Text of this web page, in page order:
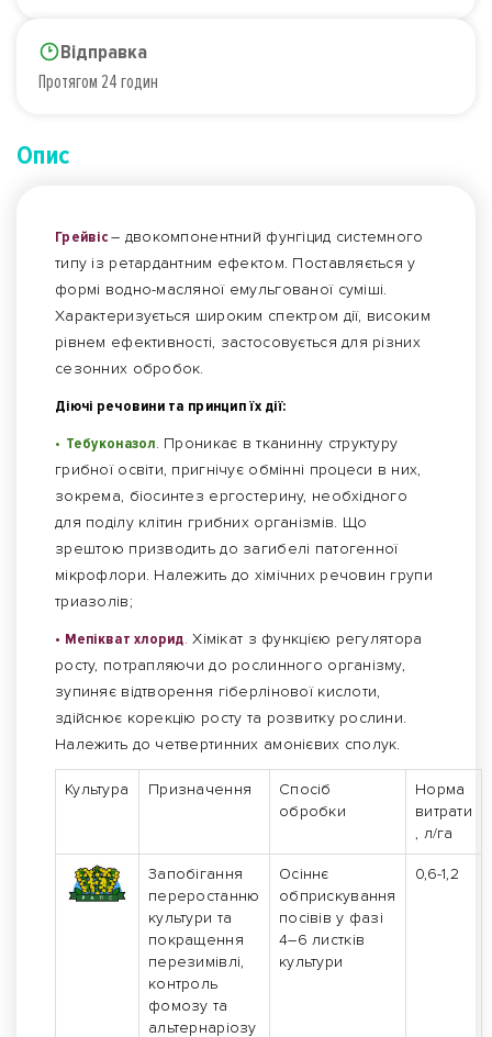
Відправка
Протягом 24 годин
Опис
Грейвіс– двокомпонентний фунгіцид системного
типу із ретардантним ефектом. Поставляється у
формі водно-масляної емульгованої суміші.
Характеризується широким спектром дії, високим
рівнем ефективності, застосовується для різних
сезонних обробок.
Діючі речовини та принцип їх дії:
• Тебуконазол. Проникає в тканинну структуру
грибної освіти, пригнічує обмінні процеси в них,
зокрема, біосинтез ергостерину, необхідного
для поділу клітин грибних організмів. Що
зрештою призводить до загибелі патогенної
мікрофлори. Належить до хімічних речовин групи
триазолів;
• Мепікват хлорид. Хімікат з функцією регулятора
росту, потрапляючи до рослинного організму,
зупиняє відтворення гіберлінової кислоти,
здійснює корекцію росту та розвитку рослини.
Належить до четвертинних амонієвих сполук.
Культура Призначення
Спосіб
обробки
Норма
витрати
, л/га
Запобігання
переростанню
культури та
покращення
перезимівлі,
контроль
фомозу та
альтернаріозу
Осіннє
обприскування
посівів у фазі
4–6 листків
культури
0,6-1,2